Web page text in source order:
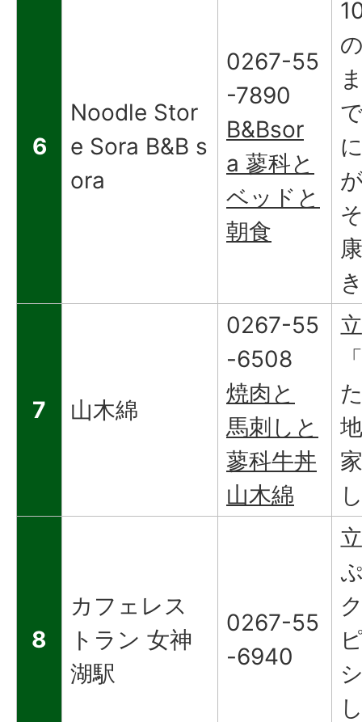
6
Noodle Stor
e Sora B&B s
ora
0267-55
-7890
B&Bsor
a 蓼科と
ベッドと
朝食
7 山木綿
0267-55
-6508
焼肉と
馬刺しと
蓼科牛丼
山木綿
8
カフェレス
トラン 女神
湖駅
0267-55
-6940